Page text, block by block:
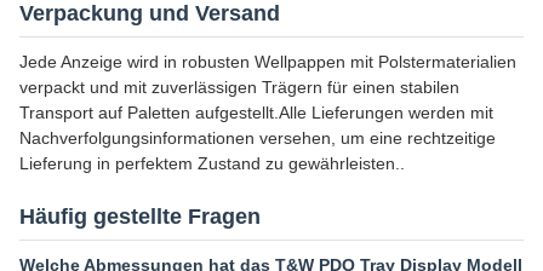
Verpackung und Versand
Jede Anzeige wird in robusten Wellpappen mit Polstermaterialien
verpackt und mit zuverlässigen Trägern für einen stabilen
Transport auf Paletten aufgestellt.Alle Lieferungen werden mit
Nachverfolgungsinformationen versehen, um eine rechtzeitige
Lieferung in perfektem Zustand zu gewährleisten..
Häufig gestellte Fragen
Welche Abmessungen hat das T&W PDQ Tray Display Modell